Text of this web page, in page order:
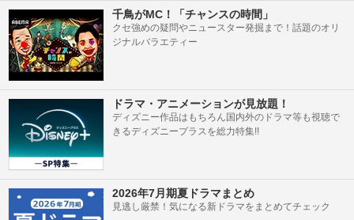
千鳥がMC！「チャンスの時間」
クセ強めの疑問やニュースター発掘まで！話題のオリ
ジナルバラエティー
ドラマ・アニメーションが見放題！
ディズニー作品はもちろん国内外のドラマ等も視聴で
きるディズニープラスを総力特集!!
2026年7月期夏ドラマまとめ
見逃し厳禁！気になる新ドラマをまとめてチェック